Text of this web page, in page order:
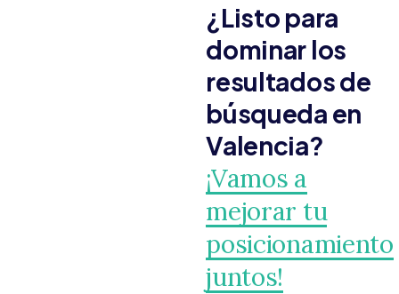
¿Listo para
dominar los
resultados de
búsqueda en
Valencia?
¡Vamos a
mejorar tu
posicionamiento
juntos!